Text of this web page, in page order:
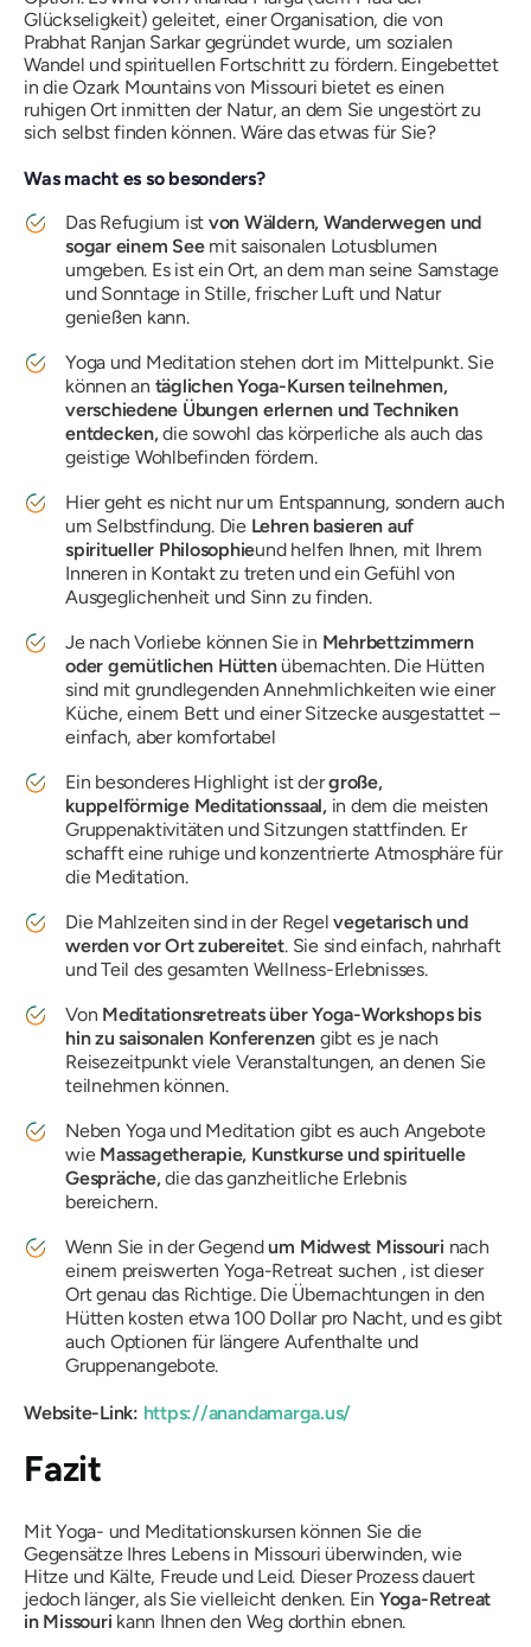
Glückseligkeit) geleitet, einer Organisation, die von
Prabhat Ranjan Sarkar gegründet wurde, um sozialen
Wandel und spirituellen Fortschritt zu fördern. Eingebettet
in die Ozark Mountains von Missouri bietet es einen
ruhigen Ort inmitten der Natur, an dem Sie ungestört zu
sich selbst finden können. Wäre das etwas für Sie?
Was macht es so besonders?
Das Refugium ist von Wäldern, Wanderwegen und
sogar einem See mit saisonalen Lotusblumen
umgeben. Es ist ein Ort, an dem man seine Samstage
und Sonntage in Stille, frischer Luft und Natur
genießen kann.
Yoga und Meditation stehen dort im Mittelpunkt. Sie
können an täglichen Yoga-Kursen teilnehmen,
verschiedene Übungen erlernen und Techniken
entdecken,die sowohl das körperliche als auch das
geistige Wohlbefinden fördern.
Hier geht es nicht nur um Entspannung, sondern auch
um Selbstfindung. Die Lehren basieren auf
spiritueller Philosophieund helfen Ihnen, mit Ihrem
Inneren in Kontakt zu treten und ein Gefühl von
Ausgeglichenheit und Sinn zu finden.
Je nach Vorliebe können Sie in Mehrbettzimmern
oder gemütlichen Hüttenübernachten. Die Hütten
sind mit grundlegenden Annehmlichkeiten wie einer
Küche, einem Bett und einer Sitzecke ausgestattet –
einfach, aber komfortabel
Ein besonderes Highlight ist dergroße,
kuppelförmige Meditationssaal, in dem die meisten
Gruppenaktivitäten und Sitzungen stattfinden. Er
schafft eine ruhige und konzentrierte Atmosphäre für
die Meditation.
Die Mahlzeiten sind in der Regel vegetarisch und
werden vor Ort zubereitet. Sie sind einfach, nahrhaft
und Teil des gesamten Wellness-Erlebnisses.
Von Meditationsretreats über Yoga-Workshops bis
hin zu saisonalen Konferenzen gibt es je nach
Reisezeitpunkt viele Veranstaltungen, an denen Sie
teilnehmen können.
Neben Yoga und Meditation gibt es auch Angebote
wie Massagetherapie, Kunstkurse und spirituelle
Gespräche,die das ganzheitliche Erlebnis
bereichern.
Wenn Sie in der Gegendum Midwest Missouri nach
einem preiswerten Yoga-Retreat suchen , ist dieser
Ort genau das Richtige. Die Übernachtungen in den
Hütten kosten etwa 100 Dollar pro Nacht, und es gibt
auch Optionen für längere Aufenthalte und
Gruppenangebote.
Website-Link: https://anandamarga.us/
Fazit
Mit Yoga- und Meditationskursen können Sie die
Gegensätze Ihres Lebens in Missouri überwinden, wie
Hitze und Kälte, Freude und Leid. Dieser Prozess dauert
jedoch länger, als Sie vielleicht denken. Ein Yoga-Retreat
in Missouri kann Ihnen den Weg dorthin ebnen.